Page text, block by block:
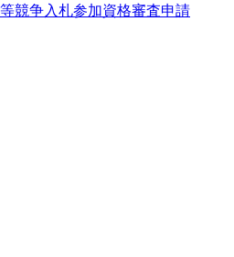
競争入札参加資格審査申請